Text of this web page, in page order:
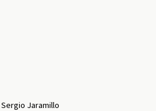
Sergio Jaramillo